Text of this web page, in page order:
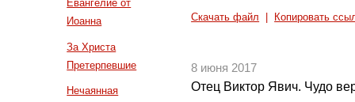
Евангелие от
Иоанна
За Христа
Претерпевшие
Нечаянная
Скачать файл Копировать
8 июня 2017
Отец Виктор Явич. Чудо